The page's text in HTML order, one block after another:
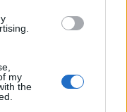
my
the
μετά την
ουσιαστικής